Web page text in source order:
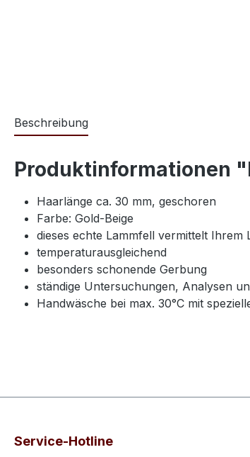
Beschreibung
Produktinformationen
Haarlänge ca. 30 mm, geschoren
Farbe: Gold-Beige
dieses echte Lammfell vermittelt Ihrem
temperaturausgleichend
besonders schonende Gerbung
ständige Untersuchungen, Analysen
Handwäsche bei max. 30°C mit
Service-Hotline